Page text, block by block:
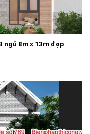
ngủ 8m x 13m đẹp